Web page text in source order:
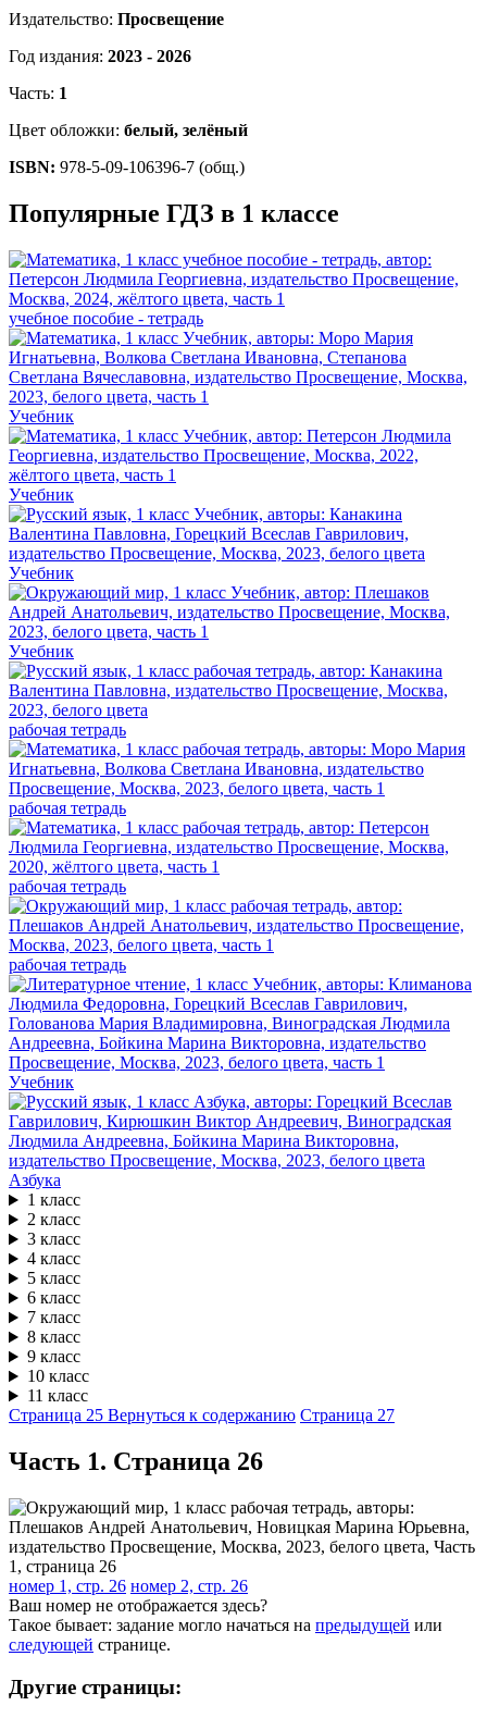
Издательство: Просвещение
Год издания: 2023 - 2026
Часть: 1
Цвет обложки: белый, зелёный
ISBN: 978-5-09-106396-7 (общ.)
Популярные ГДЗ в 1 классе
учебное пособие - тетрадь
Учебник
Учебник
Учебник
Учебник
рабочая тетрадь
рабочая тетрадь
рабочая тетрадь
рабочая тетрадь
Учебник
Азбука
1 класс
2 класс
3 класс
4 класс
5 класс
6 класс
7 класс
8 класс
9 класс
10 класс
11 класс
Страница 25 Вернуться к содержанию Страница 27
Часть 1. Cтраница 26
номер 1, стр. 26 номер 2, стр. 26
Ваш номер не отображается здесь?
Такое бывает: задание могло начаться на предыдущей или
следующей странице.
Другие страницы: